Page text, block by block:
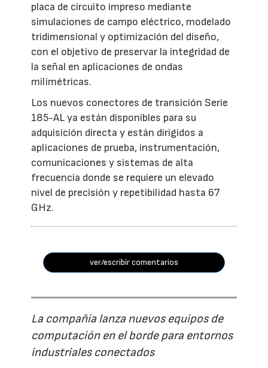
placa de circuito impreso mediante
simulaciones de campo eléctrico, modelado
tridimensional y optimización del diseño,
con el objetivo de preservar la integridad de
la señal en aplicaciones de ondas
milimétricas.
Los nuevos conectores de transición Serie
185-AL ya están disponibles para su
adquisición directa y están dirigidos a
aplicaciones de prueba, instrumentación,
comunicaciones y sistemas de alta
frecuencia donde se requiere un elevado
nivel de precisión y repetibilidad hasta 67
GHz.
ver/escribir comentarios
La compañía lanza nuevos equipos de
computación en el borde para entornos
industriales conectados